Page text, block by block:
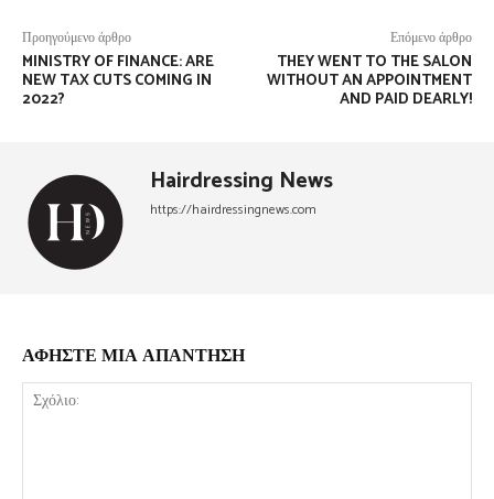
Προηγούμενο άρθρο
MINISTRY OF FINANCE: ARE
NEW TAX CUTS COMING IN
2022?
Επόμενο άρθρο
THEY WENT TO THE SALON
WITHOUT AN APPOINTMENT
AND PAID DEARLY!
Hairdressing News
https://hairdressingnews.com
ΑΦΗΣΤΕ ΜΙΑ ΑΠΑΝΤΗΣΗ